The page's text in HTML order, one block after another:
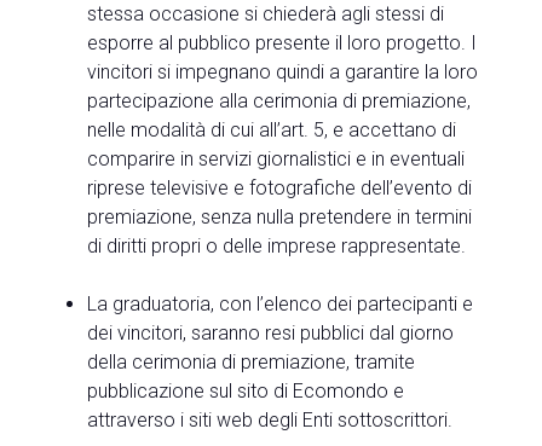
stessa occasione si chiederà agli stessi di
esporre al pubblico presente il loro progetto. I
vincitori si impegnano quindi a garantire la loro
partecipazione alla cerimonia di premiazione,
nelle modalità di cui all’art. 5, e accettano di
comparire in servizi giornalistici e in eventuali
riprese televisive e fotografiche dell’evento di
premiazione, senza nulla pretendere in termini
di diritti propri o delle imprese rappresentate.
La graduatoria, con l’elenco dei partecipanti e
dei vincitori, saranno resi pubblici dal giorno
della cerimonia di premiazione, tramite
pubblicazione sul sito di Ecomondo e
attraverso i siti web degli Enti sottoscrittori.